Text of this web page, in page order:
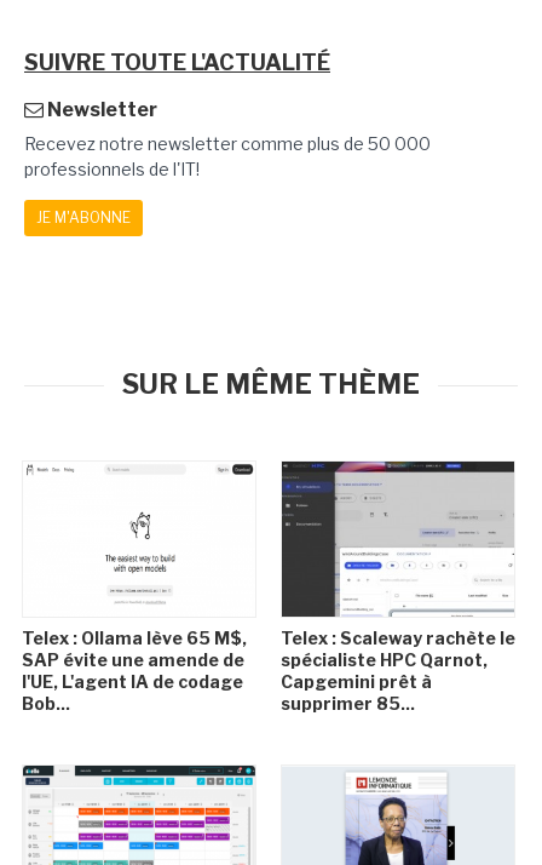
SUIVRE TOUTE L'ACTUALITÉ
Newsletter
Recevez notre newsletter comme plus de 50 000
professionnels de l'IT!
JE M'ABONNE
SUR LE MÊME THÈME
Telex : Ollama lève 65 M$,
SAP évite une amende de
l'UE, L'agent IA de codage
Bob...
Telex : Scaleway rachète le
spécialiste HPC Qarnot,
Capgemini prêt à
supprimer 85...